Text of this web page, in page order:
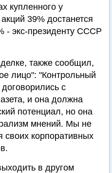
купленного у
39% достанется
- экс-президенту СССР
также сообщил,
лицо": "Контрольный
с
и она должна
потенциал, но она
мнений. Мы не
своих корпоративных
в другом